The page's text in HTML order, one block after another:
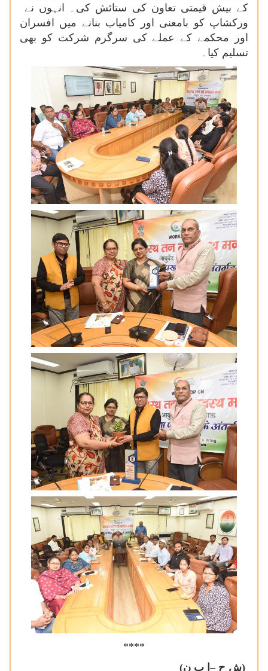
کے بیش قیمتی تعاون کی ستائش کی۔ انہوں نے
ورکشاپ کو بامعنی اور کامیاب بنانے میں افسران
اور محکمے کے عملے کی سرگرم شرکت کو بھی
تسلیم کیا۔
****
(ش ح –ا ب ن)